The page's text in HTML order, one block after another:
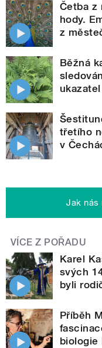
Četba z
hody.
z
Běžná
třetího
v
Jak nás
VÍCE Z POŘADU
Karel
svých
byli
Příběh
biologie